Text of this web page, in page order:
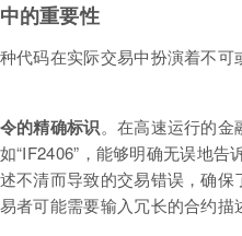
的重要性
代码在实际交易中扮演着不
的精确标识。在高速运行的
“IF2406”，能够明确无误地
不清而导致的交易错误，确
者可能需要输入冗长的合约描